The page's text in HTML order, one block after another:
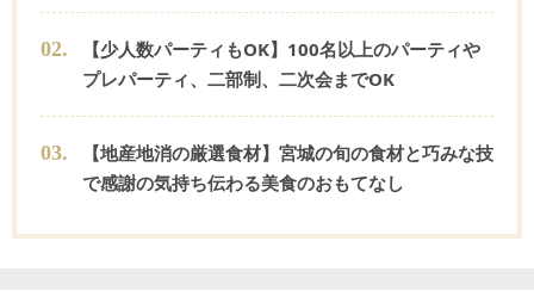
02.
【少人数パーティもOK】100名以上のパーティや
プレパーティ、二部制、二次会までOK
03.
【地産地消の厳選食材】宮城の旬の食材と巧みな技
で感謝の気持ち伝わる美食のおもてなし